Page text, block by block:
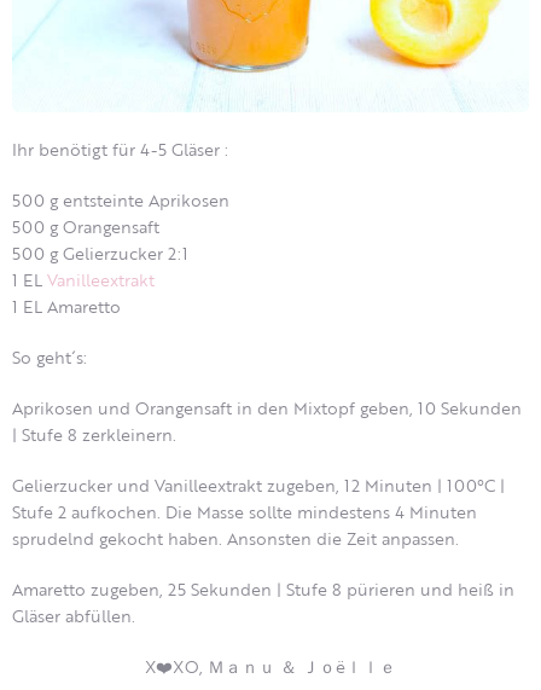
Ihr benötigt für 4-5 Gläser :
500 g entsteinte Aprikosen
500 g Orangensaft
500 g Gelierzucker 2:1
1 ELVanilleextrakt
1 EL Amaretto
So geht´s:
Aprikosen und Orangensaft in den Mixtopf geben, 10 Sekunden
| Stufe 8 zerkleinern.
Gelierzucker und Vanilleextrakt zugeben, 12 Minuten | 100°C |
Stufe 2 aufkochen. Die Masse sollte mindestens 4 Minuten
sprudelnd gekocht haben. Ansonsten die Zeit anpassen.
Amaretto zugeben, 25 Sekunden | Stufe 8 pürieren und heiß in
Gläser abfüllen.
X❤️XO, Ｍａｎｕ ＆ Ｊｏëｌｌｅ